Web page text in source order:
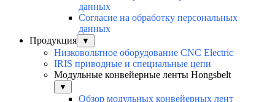
данных
Согласие на обработку персональных
данных
Продукция
▼
Низковольтное оборудование CNC Electric
IRIS приводные и специальные цепи
Модульные конвейерные ленты Hongsbelt
▼
Обзор модульных конвейерных лент